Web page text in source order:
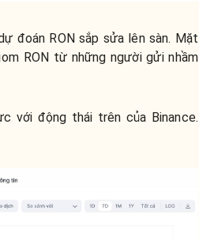
đoán RON sắp sửa lên sàn. Mặt
RON từ những người gửi nhầm
với động thái trên của Binance.